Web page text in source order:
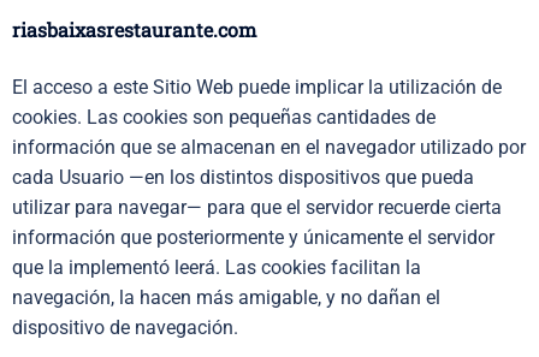
riasbaixasrestaurante.com
El acceso a este Sitio Web puede implicar la utilización de
cookies. Las cookies son pequeñas cantidades de
información que se almacenan en el navegador utilizado por
cada Usuario —en los distintos dispositivos que pueda
utilizar para navegar— para que el servidor recuerde cierta
información que posteriormente y únicamente el servidor
que la implementó leerá. Las cookies facilitan la
navegación, la hacen más amigable, y no dañan el
dispositivo de navegación.